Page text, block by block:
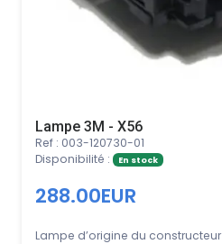
Lampe 3M - X56
Ref : 003-120730-01
Disponibilité :
En stock
288.00EUR
Lampe d’origine du constructeur